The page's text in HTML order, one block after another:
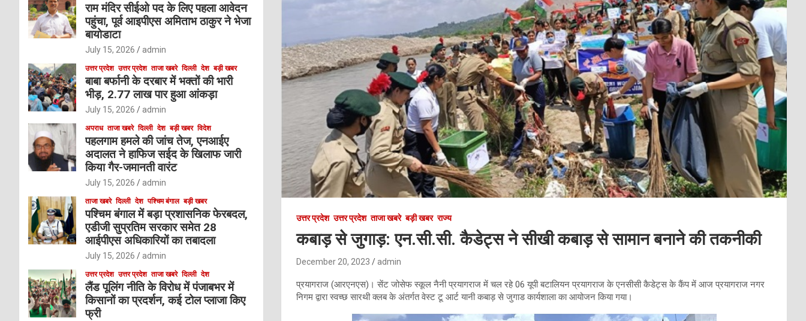
उत्तर प्रदेश उत्तर प्रदेश ताजा खबरे बड़ी खबर राज्य
कबाड़ से जुगाड़: एन.सी.सी. कैडेट्स ने सीखी कबाड़ से सामान बनाने की तकनीकी
December 20, 2023 admin
प्रयागराज (आरएनएस)। सेंट जोसेफ स्कूल नैनी प्रयागराज में चल रहे 06 यूपी बटालियन प्रयागराज के एनसीसी कैडेट्स के कैंप में आज प्रयागराज नगर
निगम द्वारा स्वच्छ सारथी क्लब के अंतर्गत वेस्ट टू आर्ट यानी कबाड़ से जुगाड कार्यशाला का आयोजन किया गया।
राम मंदिर सीईओ पद के लिए पहला आवेदन
पहुंचा, पूर्व आइपीएस अमिताभ ठाकुर ने भेजा
बायोडाटा
July 15, 2026 admin
उत्तर प्रदेश उत्तर प्रदेश ताजा खबरे दिल्ली देश बड़ी खबर
बाबा बर्फानी के दरबार में भक्तों की भारी
भीड़, 2.77 लाख पार हुआ आंकड़ा
July 15, 2026 admin
अपराध ताजा खबरे दिल्ली देश बड़ी खबर विदेश
पहलगाम हमले की जांच तेज, एनआईए
अदालत ने हाफिज सईद के खिलाफ जारी
किया गैर-जमानती वारंट
July 15, 2026 admin
ताजा खबरे दिल्ली देश पश्चिम बंगाल बड़ी खबर
पश्चिम बंगाल में बड़ा प्रशासनिक फेरबदल,
एडीजी सुप्रतिम सरकार समेत 28
आईपीएस अधिकारियों का तबादला
July 15, 2026 admin
उत्तर प्रदेश उत्तर प्रदेश ताजा खबरे दिल्ली देश
लैंड पूलिंग नीति के विरोध में पंजाबभर में
किसानों का प्रदर्शन, कई टोल प्लाजा किए
फ्री